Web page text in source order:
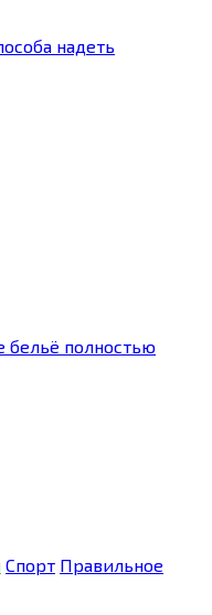
надеть
бельё полностью
Спорт Правильное